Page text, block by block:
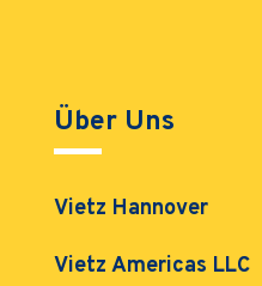
Über Uns
Vietz Hannover
Vietz Americas LLC